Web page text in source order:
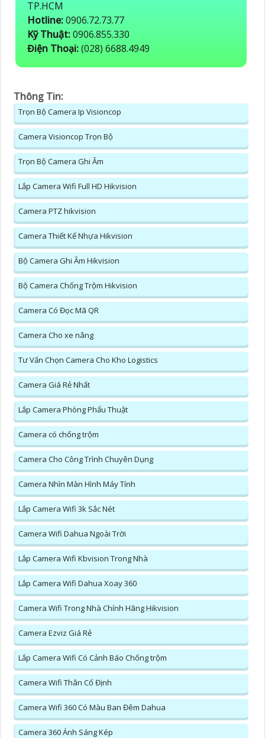
TP.HCM
Hotline:0906.72.73.77
Kỹ Thuật:0906.855.330
Điện Thoại:(028) 6688.4949
Thông Tin:
Trọn Bộ Camera Ip Visioncop
Camera Visioncop Trọn Bộ
Trọn Bộ Camera Ghi Âm
Lắp Camera Wifi Full HD Hikvision
Camera PTZ hikvision
Camera Thiết Kế Nhựa Hikvision
Bộ Camera Ghi Âm Hikvision
Bộ Camera Chống Trộm Hikvision
Camera Có Đọc Mã QR
Camera Cho xe nâng
Tư Vấn Chọn Camera Cho Kho Logistics
Camera Giá Rẻ Nhất
Lắp Camera Phòng Phẩu Thuật
Camera có chống trộm
Camera Cho Công Trình Chuyên Dụng
Camera Nhìn Màn Hình Máy Tính
Lắp Camera Wifi 3k Sắc Nét
Camera Wifi Dahua Ngoài Trời
Lắp Camera Wifi Kbvision Trong Nhà
Lắp Camera Wifi Dahua Xoay 360
Camera Wifi Trong Nhà Chính Hãng Hikvision
Camera Ezviz Giá Rẻ
Lắp Camera Wifi Có Cảnh Báo Chống trộm
Camera Wifi Thân Cố Định
Camera Wifi 360 Có Màu Ban Đêm Dahua
Camera 360 Ánh Sáng Kép